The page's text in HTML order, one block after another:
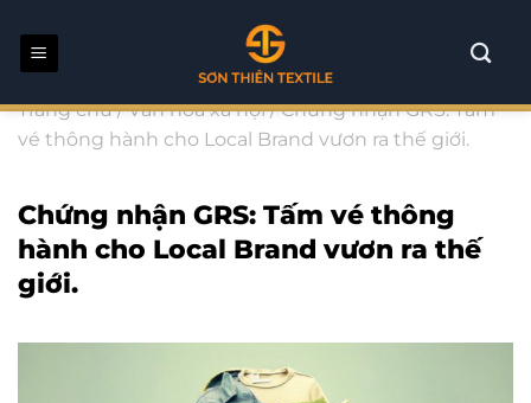
qua
nội
dung
Trang chủ/Văn hóa xã hội/Chứng nhận GRS: Tấm
vé thông hành cho Local Brand vươn ra thế giới.
Chứng nhận GRS: Tấm vé thông
hành cho Local Brand vươn ra thế
giới.